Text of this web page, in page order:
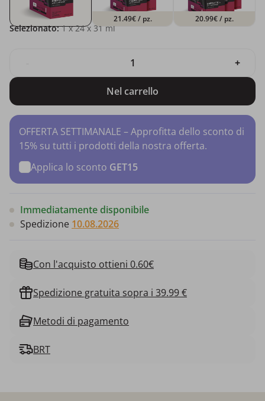
21.49€/ pz. 20.99€/ pz.
Selezionato: 1x 24 x 31 ml
+
Nel carrello
OFFERTA SETTIMANALE – Approfitta dello sconto di
15% su tutti i prodotti della nostra offerta.
Applica lo sconto GET15
Immediatamente disponibile
Spedizione 10.08.2026
Con l'acquisto ottieni 0.60€
Spedizione gratuita sopra i 39.99 €
Metodi di pagamento
BRT